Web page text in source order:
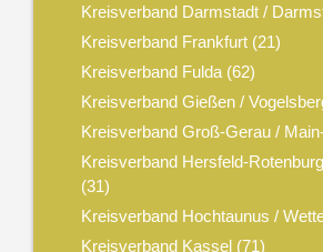
Kreisverband Darmstadt /
Kreisverband Frankfurt(21)
Kreisverband Fulda(62)
Kreisverband Gießen /
Kreisverband Groß-Gerau /
Kreisverband Hersfeld-
(31)
Kreisverband Hochtaunus /
Kreisverband Kassel(71)